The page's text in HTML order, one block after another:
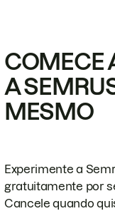
COMECE
A
MESMO
Experimente a
gratuitamente por
Cancele quando